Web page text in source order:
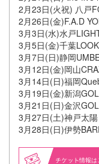
2月23日(火祝) 八戸
2月26日(金)F.A.D
3月3日(水)水戸
3月5日(金)千葉LOOK
3月7日(日)静岡
3月12日(金)岡山
3月14日(日)福岡
3月19日(金)新潟
3月21日(日)金沢
3月27日(土)神戸太
3月28日(日)伊勢
情報は